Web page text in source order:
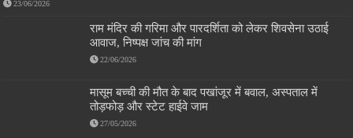
23/06/2026
राम मंदिर की गरिमा और पारदर्शिता को लेकर शिवसेना उठाई
आवाज, निष्पक्ष जांच की मांग
22/06/2026
मासूम बच्ची की मौत के बाद पखांजूर में बवाल, अस्पताल में
तोड़फोड़ और स्टेट हाईवे जाम
27/05/2026